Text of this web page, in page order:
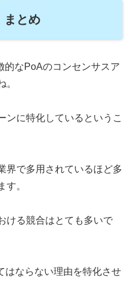
まとめ
的なPoAのコンセンサスア
。
ンに特化しているというこ
界で多用されているほど多
す。
ける競合はとても多いで
はならない理由を特化させ